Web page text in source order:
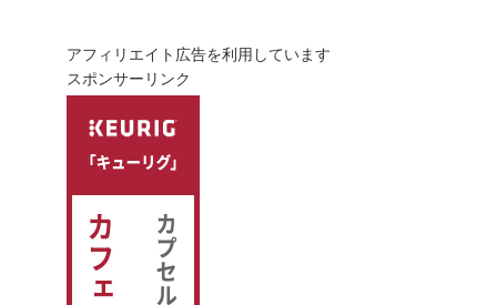
アフィリエイト広告を利用しています
スポンサーリンク